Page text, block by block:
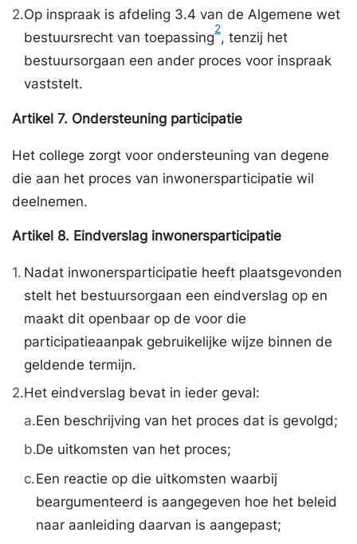
2.Op inspraak is afdeling 3.4 van de Algemene wet
bestuursrecht van toepassing
2
, tenzij het
bestuursorgaan een ander proces voor inspraak
vaststelt.
Artikel 7. Ondersteuning participatie
Het college zorgt voor ondersteuning van degene
die aan het proces van inwonersparticipatie wil
deelnemen.
Artikel 8. Eindverslag inwonersparticipatie
1. Nadat inwonersparticipatie heeft plaatsgevonden
stelt het bestuursorgaan een eindverslag op en
maakt dit openbaar op de voor die
participatieaanpak gebruikelijke wijze binnen de
geldende termijn.
2.Het eindverslag bevat in ieder geval:
a.Een beschrijving van het proces dat is gevolgd;
b.De uitkomsten van het proces;
c.Een reactie op die uitkomsten waarbij
beargumenteerd is aangegeven hoe het beleid
naar aanleiding daarvan is aangepast;